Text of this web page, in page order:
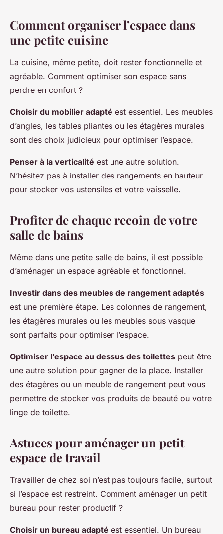
Comment organiser l’espace dans
une petite cuisine
La cuisine, même petite, doit rester fonctionnelle et
agréable. Comment optimiser son espace sans
perdre en confort ?
Choisir du mobilier adapté est essentiel. Les meubles
d’angles, les tables pliantes ou les étagères murales
sont des choix judicieux pour optimiser l’espace.
Penser à la verticalité est une autre solution.
N’hésitez pas à installer des rangements en hauteur
pour stocker vos ustensiles et votre vaisselle.
Profiter de chaque recoin de votre
salle de bains
Même dans une petite salle de bains, il est possible
d’aménager un espace agréable et fonctionnel.
Investir dans des meubles de rangement adaptés
est une première étape. Les colonnes de rangement,
les étagères murales ou les meubles sous vasque
sont parfaits pour optimiser l’espace.
Optimiser l’espace au dessus des toilettes peut être
une autre solution pour gagner de la place. Installer
des étagères ou un meuble de rangement peut vous
permettre de stocker vos produits de beauté ou votre
linge de toilette.
Astuces pour aménager un petit
espace de travail
Travailler de chez soi n’est pas toujours facile, surtout
si l’espace est restreint. Comment aménager un petit
bureau pour rester productif ?
Choisir un bureau adapté est essentiel. Un bureau